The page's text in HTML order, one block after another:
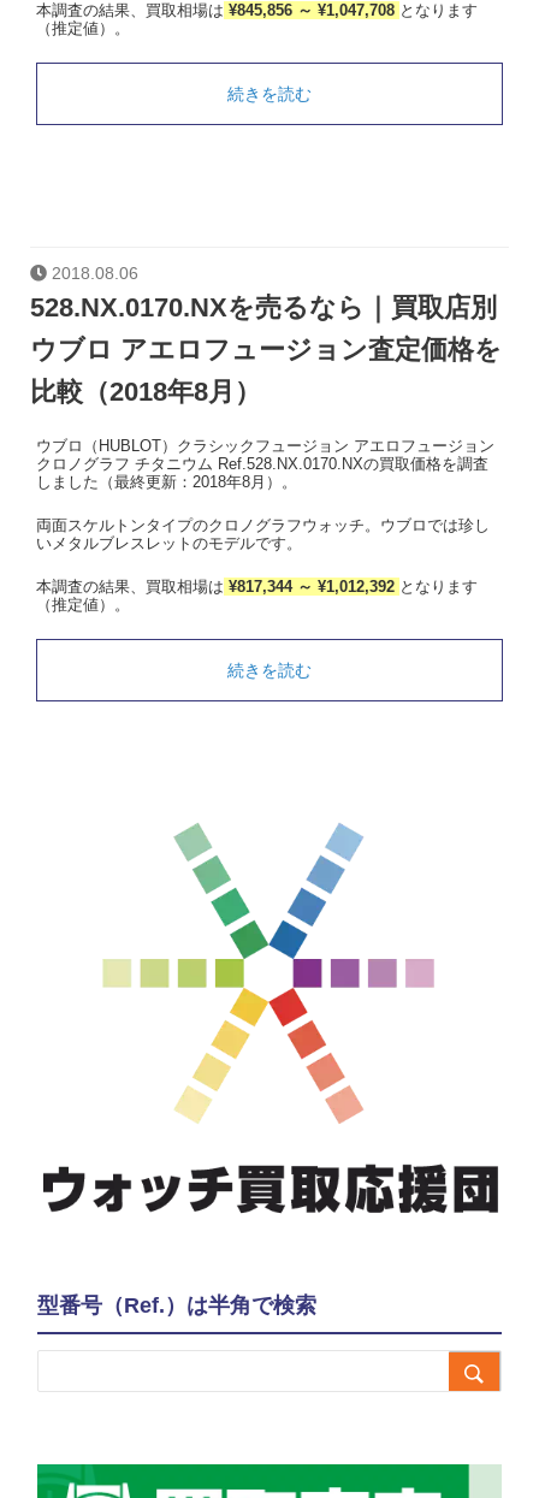
本調査の結果、買取相場は ¥845,856 ～ ¥1,047,708 となります
（推定値）。
続きを読む
2018.08.06
528.NX.0170.NXを売るなら｜買取店別
ウブロ アエロフュージョン査定価格を
比較（2018年8月）
ウブロ（HUBLOT）クラシックフュージョン アエロフュージョン
クロノグラフ チタニウム Ref.528.NX.0170.NXの買取価格を調査
しました（最終更新：2018年8月）。
両面スケルトンタイプのクロノグラフウォッチ。ウブロでは珍し
いメタルブレスレットのモデルです。
本調査の結果、買取相場は ¥817,344 ～ ¥1,012,392 となります
（推定値）。
続きを読む
型番号（Ref.）は半角で検索
